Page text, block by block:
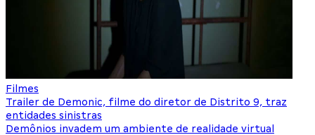
Filmes
Trailer de Demonic, filme do diretor de Distrito 9, traz
entidades sinistras
Demônios invadem um ambiente de realidade virtual